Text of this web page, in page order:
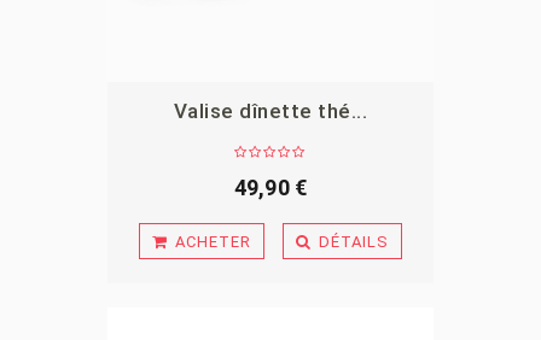
APERÇU
Valise dînette thé...
49,90 €
ACHETER DÉTAILS